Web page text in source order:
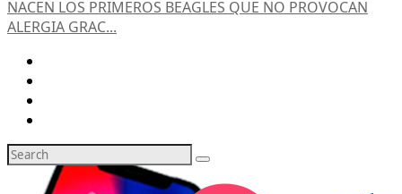
NACEN LOS PRIMEROS BEAGLES QUE NO PROVOCAN
ALERGIA GRAC...